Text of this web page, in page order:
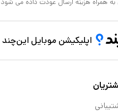
به همراه هزینه ارسال عودت داده می شود
اپلیکیشن موبایل این‌چند